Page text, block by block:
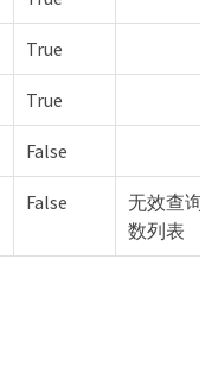
True
True
False
False
无效查询
数列表